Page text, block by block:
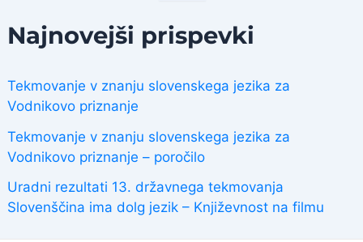
Najnovejši prispevki
Tekmovanje v znanju slovenskega jezika za
Vodnikovo priznanje
Tekmovanje v znanju slovenskega jezika za
Vodnikovo priznanje – poročilo
Uradni rezultati 13. državnega tekmovanja
Slovenščina ima dolg jezik – Književnost na filmu